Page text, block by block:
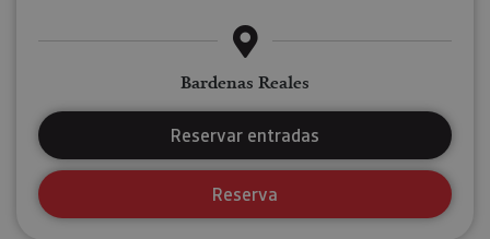
Bardenas Reales
Reservar entradas
Reserva